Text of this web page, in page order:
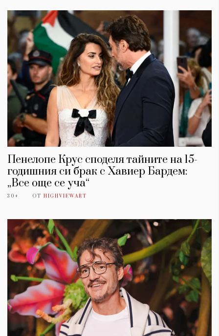
Пенелопе Крус споделя тайните на 15-
годишния си брак с Хавиер Бардем:
„Все още се уча“
30+ ОТ HIGHVIEWART